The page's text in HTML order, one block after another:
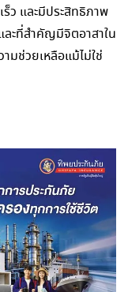
ว และมีประสิทธิภาพ
ะที่สำคัญมีจิตอาสาใน
มช่วยเหลือแม้ไม่ใช่